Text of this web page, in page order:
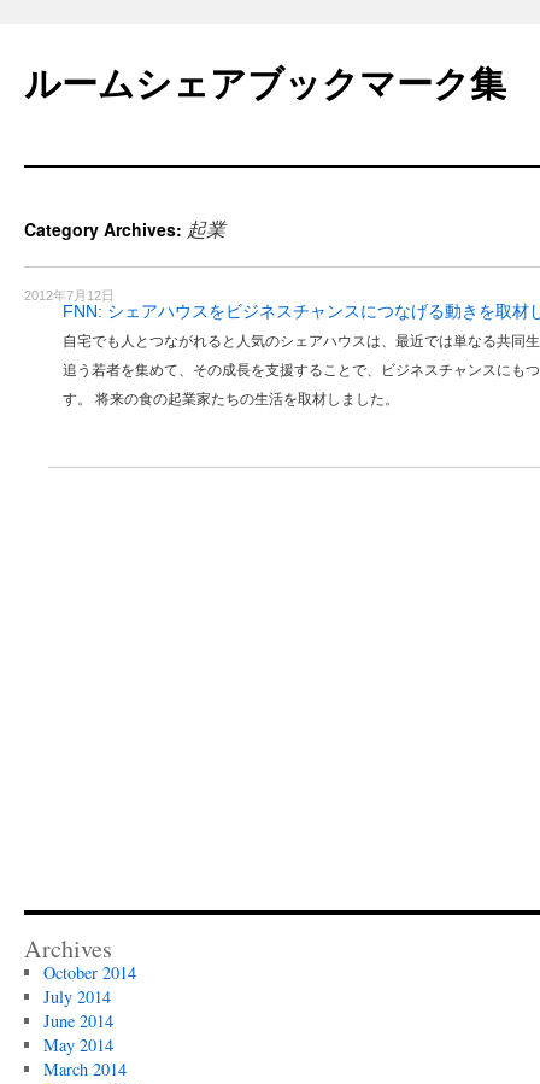
content
ルームシェアブックマーク集
Category Archives: 起業
2012年7月12日
FNN: シェアハウスをビジネスチャンスにつなげる動きを取材
自宅でも人とつながれると人気のシェアハウスは、最近では単なる共同
追う若者を集めて、その成長を支援することで、ビジネスチャンスにも
す。 将来の食の起業家たちの生活を取材しました。
Archives
October 2014
July 2014
June 2014
May 2014
March 2014